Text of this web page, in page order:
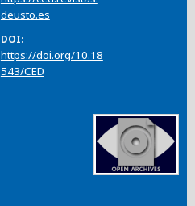
deusto.es
DOI
https://doi.org/10.18
543/CED